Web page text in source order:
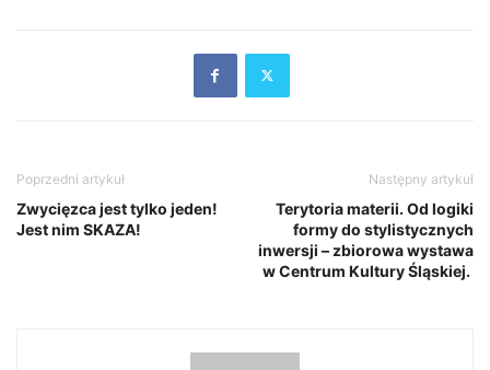
Poprzedni artykuł
Zwycięzca jest tylko jeden!
Jest nim SKAZA!
Następny artykuł
Terytoria materii. Od logiki
formy do stylistycznych
inwersji – zbiorowa wystawa
w Centrum Kultury Śląskiej.